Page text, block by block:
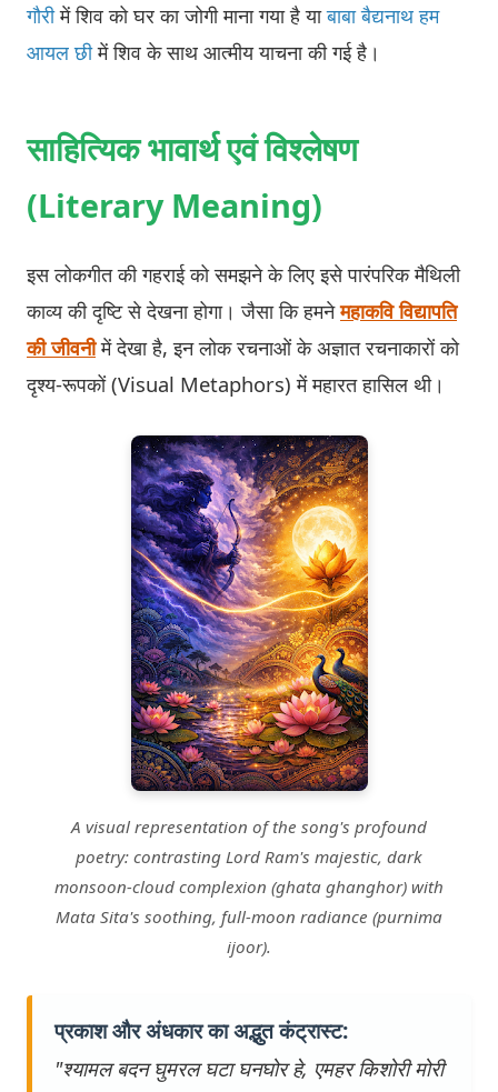
गौरीमें शिव को घर का जोगी माना गया है याबाबा बैद्यनाथ हम
आयल छीमें शिव के साथ आत्मीय याचना की गई है।
साहित्यिक भावार्थ एवं विश्लेषण
(Literary Meaning)
इस लोकगीत की गहराई को समझने के लिए इसे पारंपरिक मैथिली
काव्य की दृष्टि से देखना होगा। जैसा कि हमनेमहाकवि विद्यापति
की जीवनीमें देखा है, इन लोक रचनाओं के अज्ञात रचनाकारों को
दृश्य-रूपकों (Visual Metaphors) में महारत हासिल थी।
A visual representation of the song's profound
poetry: contrasting Lord Ram's majestic, dark
monsoon-cloud complexion (ghata ghanghor) with
Mata Sita's soothing, full-moon radiance (purnima
ijoor).
प्रकाश और अंधकार का अद्भुत कंट्रास्ट:
"श्यामल बदन घुमरल घटा घनघोर हे, एमहर किशोरी मोरी